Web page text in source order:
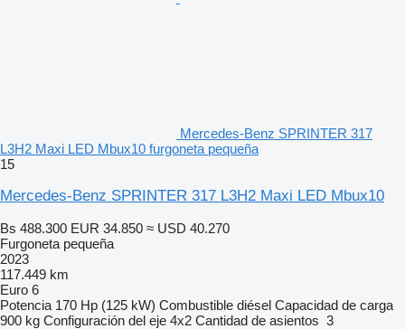
Mercedes-Benz SPRINTER 317
L3H2 Maxi LED Mbux10 furgoneta pequeña
15
Mercedes-Benz SPRINTER 317 L3H2 Maxi LED Mbux10
Bs 488.300 EUR 34.850 ≈ USD 40.270
Furgoneta pequeña
2023
117.449 km
Euro 6
Potencia 170 Hp (125 kW) Combustible diésel Capacidad de carga
900 kg Configuración del eje 4x2 Cantidad de asientos 3